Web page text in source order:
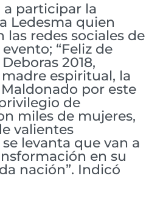
a participar la
Ledesma quien
las redes sociales de
“Feliz de
2018,
espiritual, la
por este
de
miles de mujeres,
valientes
levanta que van a
en su
nación”. Indicó